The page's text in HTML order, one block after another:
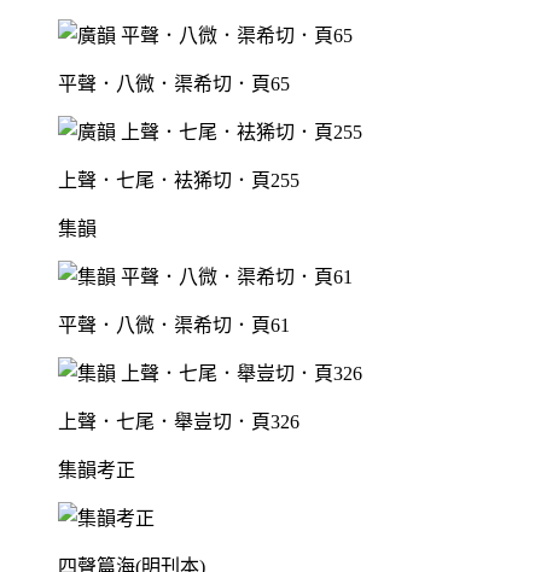
平聲．八微．渠希切．頁65
上聲．七尾．袪狶切．頁255
集韻
平聲．八微．渠希切．頁61
上聲．七尾．舉豈切．頁326
集韻考正
四聲篇海(明刊本)